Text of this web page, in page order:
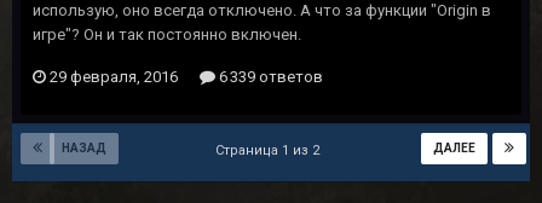
использую, оно всегда отключено. А что за функции "Origin в
игре"? Он и так постоянно включен.
29 февраля, 2016 6 339 ответов
НАЗАД ДАЛЕЕ
Страница 1 из 2